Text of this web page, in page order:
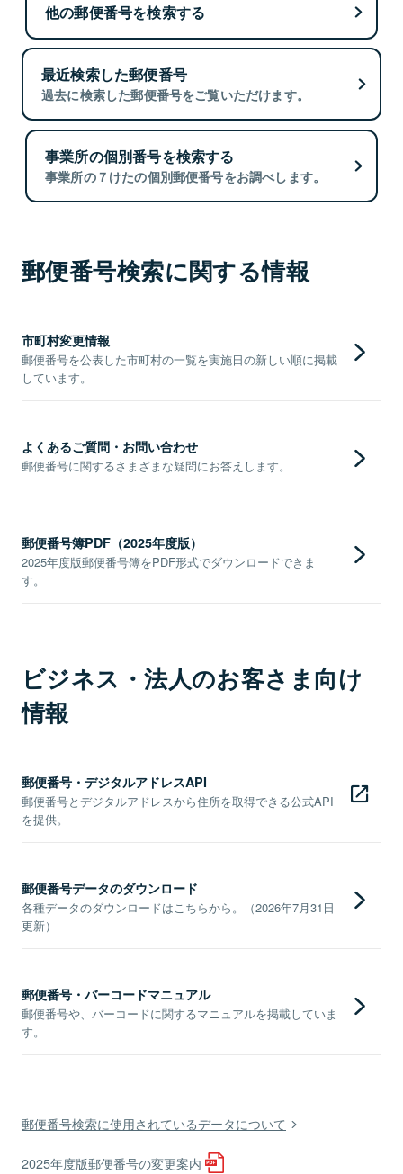
他の郵便番号を検索する
最近検索した郵便番号
過去に検索した郵便番号をご覧いただけます。
事業所の個別番号を検索する
事業所の７けたの個別郵便番号をお調べします。
郵便番号検索に関する情報
市町村変更情報
郵便番号を公表した市町村の一覧を実施日の新しい順に掲載
しています。
よくあるご質問・お問い合わせ
郵便番号に関するさまざまな疑問にお答えします。
郵便番号簿PDF（2025年度版）
2025年度版郵便番号簿をPDF形式でダウンロードできま
す。
ビジネス・法人のお客さま向け
情報
郵便番号・デジタルアドレスAPI
郵便番号とデジタルアドレスから住所を取得できる公式API
を提供。
郵便番号データのダウンロード
各種データのダウンロードはこちらから。（2026年7月31日
更新）
郵便番号・バーコードマニュアル
郵便番号や、バーコードに関するマニュアルを掲載していま
す。
郵便番号検索に使用されているデータについて
2025年度版郵便番号の変更案内